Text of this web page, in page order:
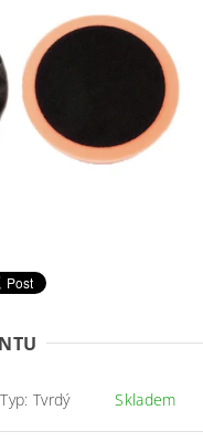
Typ: Tvrdý Skladem